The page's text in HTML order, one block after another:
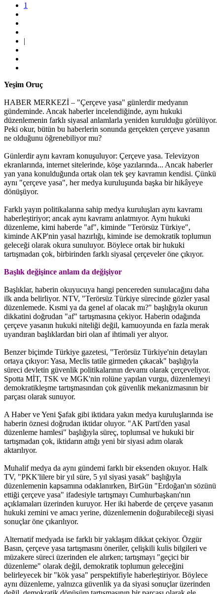
1
|
Yeşim Oruç
HABER MERKEZİ – "Çerçeve yasa" günlerdir medyanın
gündeminde. Ancak haberler incelendiğinde, aynı hukuki
düzenlemenin farklı siyasal anlamlarla yeniden kurulduğu görülüyor.
Peki okur, bütün bu haberlerin sonunda gerçekten çerçeve yasanın
ne olduğunu öğrenebiliyor mu?
Günlerdir aynı kavram konuşuluyor: Çerçeve yasa. Televizyon
ekranlarında, internet sitelerinde, köşe yazılarında... Ancak haberler
yan yana konulduğunda ortak olan tek şey kavramın kendisi. Çünkü
aynı "çerçeve yasa", her medya kuruluşunda başka bir hikâyeye
dönüşüyor.
Farklı yayın politikalarına sahip medya kuruluşları aynı kavramı
haberleştiriyor; ancak aynı kavramı anlatmıyor. Aynı hukuki
düzenleme, kimi haberde "af", kiminde "Terörsüz Türkiye",
kiminde AKP'nin yasal hazırlığı, kiminde ise demokratik toplumun
geleceği olarak okura sunuluyor. Böylece ortak bir hukuki
tartışmadan çok, birbirinden farklı siyasal çerçeveler öne çıkıyor.
Başlık değişince anlam da değişiyor
Başlıklar, haberin okuyucuya hangi pencereden sunulacağını daha
ilk anda belirliyor. NTV, "Terörsüz Türkiye sürecinde gözler yasal
düzenlemede. Kısmi ya da genel af olacak mı?" başlığıyla okurun
dikkatini doğrudan "af" tartışmasına çekiyor. Haberin odağında
çerçeve yasanın hukuki niteliği değil, kamuoyunda en fazla merak
uyandıran başlıklardan biri olan af ihtimali yer alıyor.
Benzer biçimde Türkiye gazetesi, "Terörsüz Türkiye'nin detayları
ortaya çıkıyor: Yasa, Meclis tatile girmeden çıkacak" başlığıyla
süreci devletin güvenlik politikalarının devamı olarak çerçeveliyor.
Spotta MİT, TSK ve MGK'nin rolüne yapılan vurgu, düzenlemeyi
demokratikleşme tartışmasından çok güvenlik mekanizmasının bir
parçası olarak sunuyor.
A Haber ve Yeni Şafak gibi iktidara yakın medya kuruluşlarında ise
haberin öznesi doğrudan iktidar oluyor. "AK Parti'den yasal
düzenleme hamlesi" başlığıyla süreç, toplumsal ve hukuki bir
tartışmadan çok, iktidarın attığı yeni bir siyasi adım olarak
aktarılıyor.
Muhalif medya da aynı gündemi farklı bir eksenden okuyor. Halk
TV, "PKK'lilere bir yıl süre, 5 yıl siyasi yasak" başlığıyla
düzenlemenin kapsamına odaklanırken, BirGün "Erdoğan'ın sözünü
ettiği çerçeve yasa" ifadesiyle tartışmayı Cumhurbaşkanı'nın
açıklamaları üzerinden kuruyor. Her iki haberde de çerçeve yasanın
hukuki zemini ve amacı yerine, düzenlemenin doğurabileceği siyasi
sonuçlar öne çıkarılıyor.
Alternatif medyada ise farklı bir yaklaşım dikkat çekiyor. Özgür
Basın, çerçeve yasa tartışmasını öneriler, çelişkili kulis bilgileri ve
müzakere süreci üzerinden ele alırken; tartışmayı "geçici bir
düzenleme" olarak değil, demokratik toplumun geleceğini
belirleyecek bir "kök yasa" perspektifiyle haberleştiriyor. Böylece
aynı düzenleme, yalnızca güvenlik ya da siyasi sonuçlar üzerinden